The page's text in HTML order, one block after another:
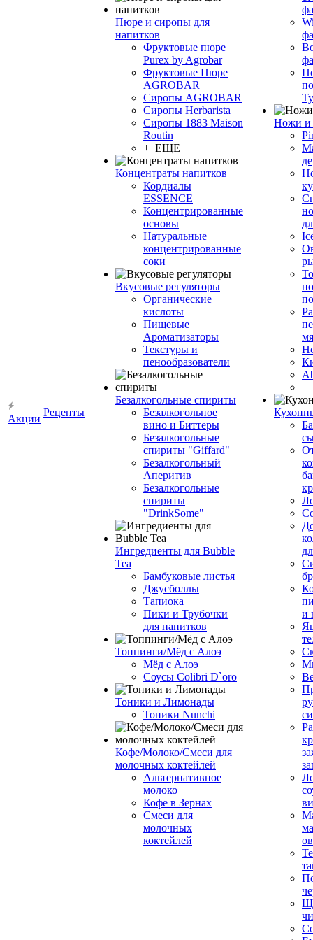
Акции
Рецепты
Пюре и сиропы для
напитков
Фруктовые пюре
Purex by Agrobar
Фруктовые Пюре
AGROBAR
Сиропы AGROBAR
Сиропы Herbarista
Сиропы 1883 Maison
Routin
+ ЕЩЕ
Концентраты напитков
Кордиалы
ESSENCE
Концентрированные
основы
Натуральные
концентрированные
соки
Вкусовые регуляторы
Органические
кислоты
Пищевые
Ароматизаторы
Текстуры и
пенообразователи
Безалкогольные спириты
Безалкогольное
вино и Биттеры
Безалкогольные
спириты "Giffard"
Безалкогольный
Аперитив
Безалкогольные
спириты
"DrinkSome"
Ингредиенты для Bubble
Tea
Бамбуковые листья
Джусболлы
Тапиока
Пики и Трубочки
для напитков
Топпинги/Мёд с Алоэ
Мёд с Алоэ
Соусы Colibri D`oro
Тоники и Лимонады
Тоники Nunchi
Кофе/Молоко/Смеси для
молочных коктейлей
Альтернативное
молоко
Кофе в Зернах
Смеси для
молочных
коктейлей
Ножи и
+
и